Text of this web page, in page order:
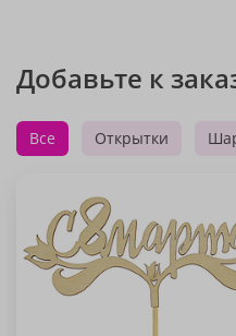
Добавьте к
Все Открытки